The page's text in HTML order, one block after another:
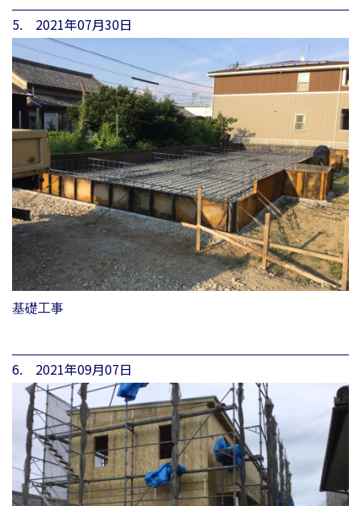
5. 2021年07月30日
基礎工事
6. 2021年09月07日